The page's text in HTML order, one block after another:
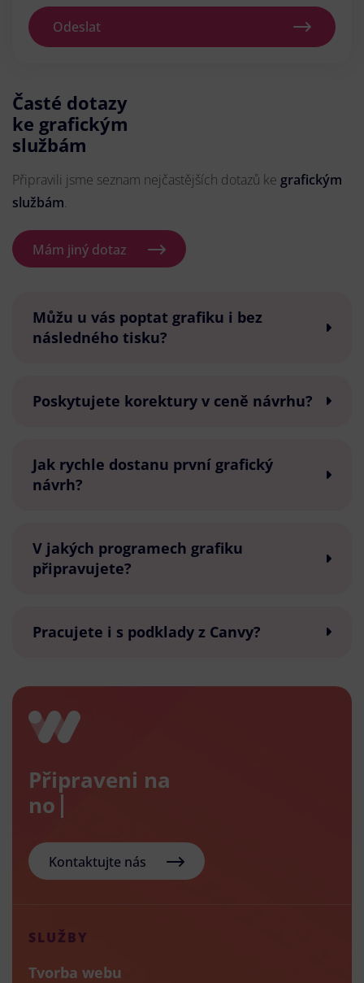
Odeslat
Časté dotazy
ke grafickým
službám
Připravili jsme seznam nejčastějších dotazů ke grafickým
službám.
Mám jiný dotaz
Můžu u vás poptat grafiku i bez
následného tisku?
Poskytujete korektury v ceně návrhu?
Jak rychle dostanu první grafický
návrh?
V jakých programech grafiku
připravujete?
Pracujete i s podklady z Canvy?
Připraveni na
nový e
Kontaktujte nás
SLUŽBY
Tvorba webu